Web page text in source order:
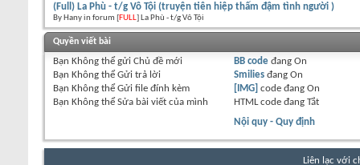
(Full) La Phù - t/g Vô Tội (truyện tiên hiệp thấm đậm tình người )
By Hany in forum [FULL] La Phù - t/g Vô Tội
Quyền viết bài
Bạn Không thể gửi Chủ đề mới
Bạn Không thể Gửi trả lời
Bạn Không thể Gửi file đính kèm
Bạn Không thể Sửa bài viết của mình
BB code đang On
Smiliesđang On
[IMG] code đang On
HTML code đang Tắt
Nội quy - Quy định
Liên lạc với